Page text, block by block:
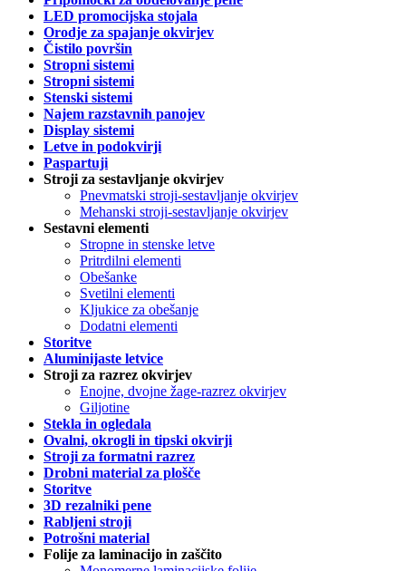
LED promocijska stojala
Orodje za spajanje okvirjev
Čistilo površin
Stropni sistemi
Stropni sistemi
Stenski sistemi
Najem razstavnih panojev
Display sistemi
Letve in podokvirji
Paspartuji
Stroji za sestavljanje okvirjev
Pnevmatski stroji-sestavljanje okvirjev
Mehanski stroji-sestavljanje okvirjev
Sestavni elementi
Stropne in stenske letve
Pritrdilni elementi
Obešanke
Svetilni elementi
Kljukice za obešanje
Dodatni elementi
Storitve
Aluminijaste letvice
Stroji za razrez okvirjev
Enojne, dvojne žage-razrez okvirjev
Giljotine
Stekla in ogledala
Ovalni, okrogli in tipski okvirji
Stroji za formatni razrez
Drobni material za plošče
Storitve
3D rezalniki pene
Rabljeni stroji
Potrošni material
Folije za laminacijo in zaščito